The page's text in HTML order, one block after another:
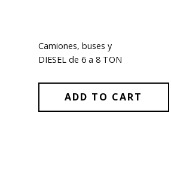
Camiones, buses y
DIESEL de 6 a 8 TON
ADD TO CART